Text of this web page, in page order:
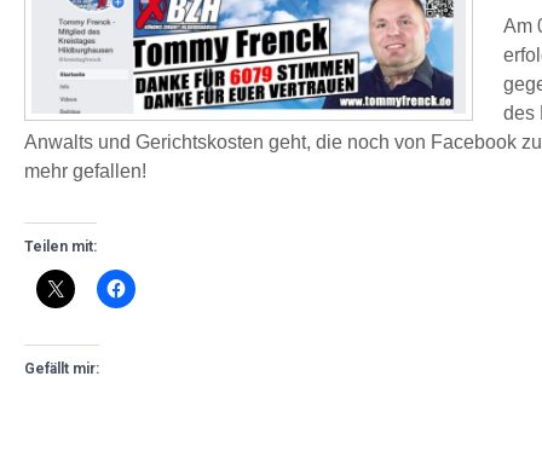
Am
des
Anwalts und Gerichtskosten geht, die noch von Facebook
mehr gefallen!
Teilen mit:
Gefällt mir: